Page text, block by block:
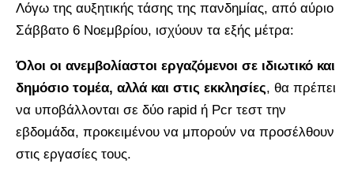
Λόγω της αυξητικής τάσης της πανδημίας, από αύριο
Σάββατο 6 Νοεμβρίου, ισχύουν τα εξής μέτρα:
Όλοι οι ανεμβολίαστοι εργαζόμενοι σε ιδιωτικό και
δημόσιο τομέα, αλλά και στις εκκλησίες, θα πρέπει
να υποβάλλονται σε δύο rapid ή Pcr τεστ την
εβδομάδα, προκειμένου να μπορούν να προσέλθουν
στις εργασίες τους.